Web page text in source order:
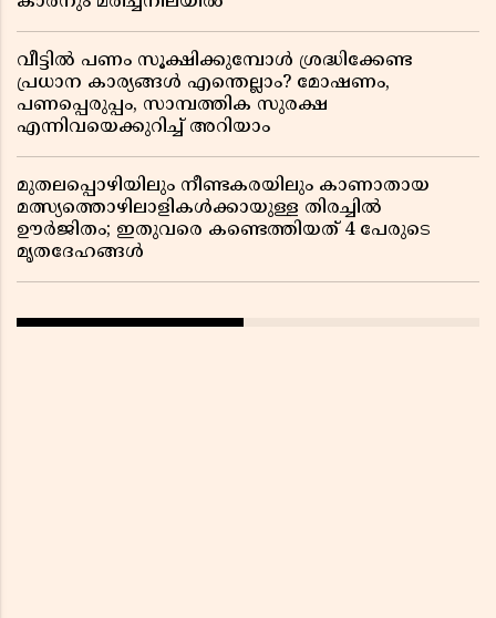
വീട്ടിൽ പണം സൂക്ഷിക്കുമ്പോൾ ശ്രദ്ധിക്കേണ്ട
പ്രധാന കാര്യങ്ങൾ എന്തെല്ലാം? മോഷണം,
പണപ്പെരുപ്പം, സാമ്പത്തിക സുരക്ഷ
എന്നിവയെക്കുറിച്ച് അറിയാം
മുതലപ്പൊഴിയിലും നീണ്ടകരയിലും കാണാതായ
മത്സ്യത്തൊഴിലാളികൾക്കായുള്ള തിരച്ചിൽ
ഊർജിതം; ഇതുവരെ കണ്ടെത്തിയത് 4 പേരുടെ
മൃതദേഹങ്ങൾ